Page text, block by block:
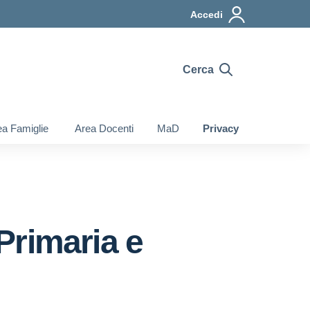
Accedi
Cerca
Famiglie Area Docenti MaD Privacy
e